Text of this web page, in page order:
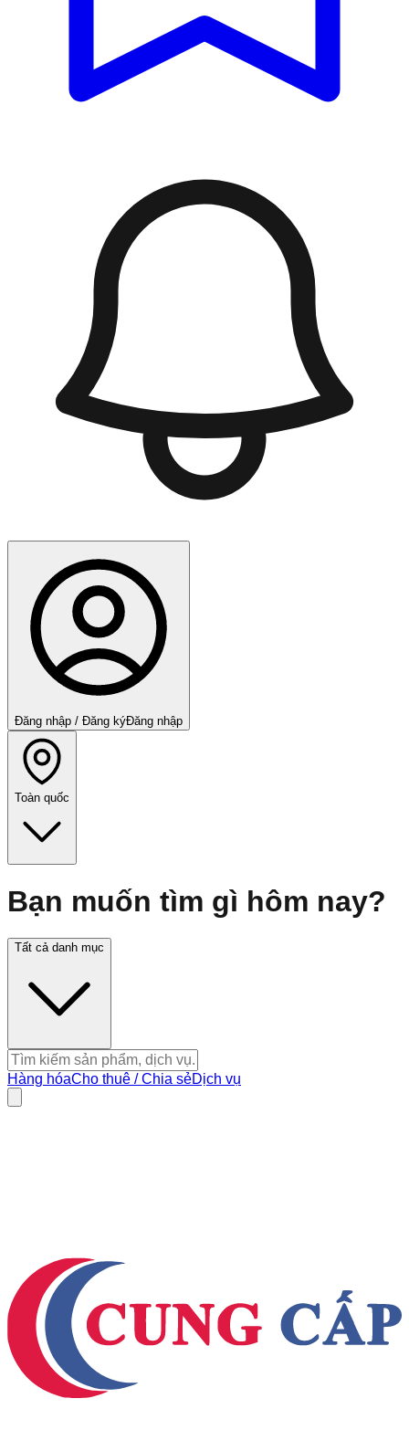
Đăng nhập / Đăng kýĐăng nhập
Toàn quốc
Bạn muốn tìm gì hôm nay?
Tất cả danh mục
Hàng hóaCho thuê / Chia sẻDịch vụ